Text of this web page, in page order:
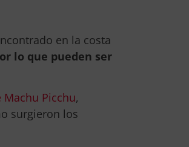
en la costa
lo que pueden ser
Picchu,
surgieron los